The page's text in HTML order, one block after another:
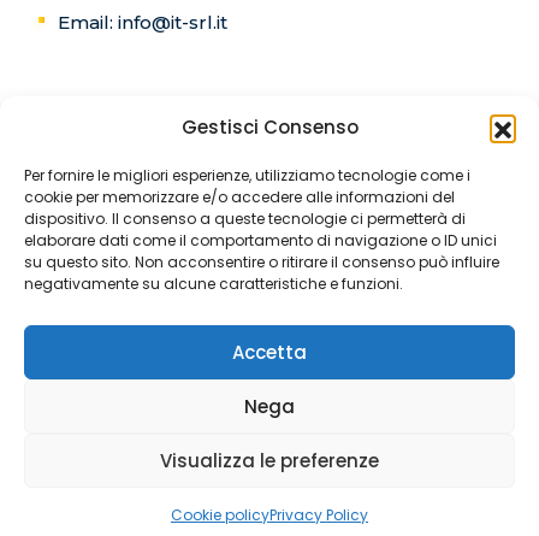
Gestisci Consenso
Per fornire le migliori esperienze, utilizziamo tecnologie come i
cookie per memorizzare e/o accedere alle informazioni del
dispositivo. Il consenso a queste tecnologie ci permetterà di
elaborare dati come il comportamento di navigazione o ID unici
su questo sito. Non acconsentire o ritirare il consenso può influire
negativamente su alcune caratteristiche e funzioni.
Accetta
Nega
Visualizza le preferenze
Cookie policyPrivacy Policy
Email: info@it-srl.it
Registro delle imprese di Salerno
Codice univoco:5RUO82D
Cap.sociale: €582.400,00
© 2026 it-srl. All rights reserved.